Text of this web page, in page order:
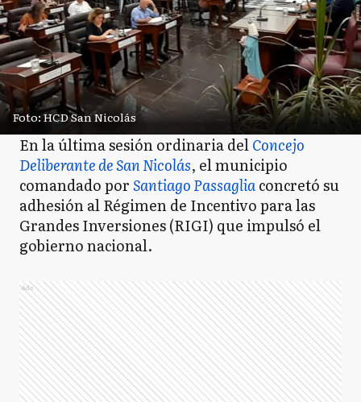
Foto: HCD San Nicolás
En la última sesión ordinaria delConcejo
Deliberante de San Nicolás, el municipio
comandado porSantiago Passagliaconcretó su
adhesión al Régimen de Incentivo para las
Grandes Inversiones (RIGI) que impulsó el
gobierno nacional.
Ads